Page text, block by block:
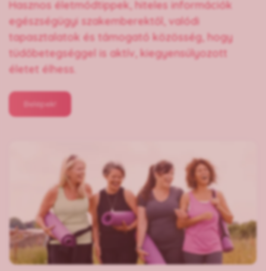
Hasznos életmódtippek, hiteles információk
egészségügyi szakemberektől, valódi
tapasztalatok és támogató közösség, hogy
tüdőbetegséggel is aktív, kiegyensúlyozott
életet élhess.
Belépek!